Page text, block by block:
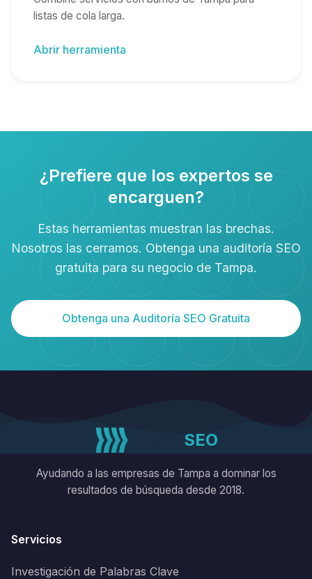
listas de cola larga.
Abrir herramienta
¿Prefiere que los expertos se
encarguen?
Estas herramientas muestran las brechas.
Nosotros las cerramos. Obtenga una auditoría SEO
gratuita para su negocio de Tampa.
Obtenga una Auditoría SEO Gratuita
SEO
Ayudando a las empresas de Tampa a dominar los
resultados de búsqueda desde 2018.
Servicios
Investigación de Palabras Clave